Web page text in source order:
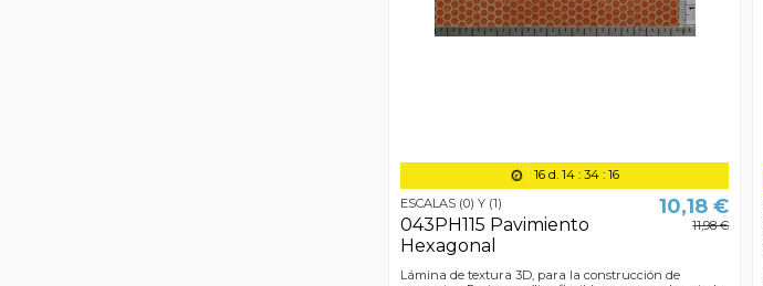
16d. 14: 34: 15
ESCALAS (0) Y (1)
043PH115 Pavimiento
Hexagonal
10,18 €
11,98 €
Lámina de textura 3D, para la construcción de